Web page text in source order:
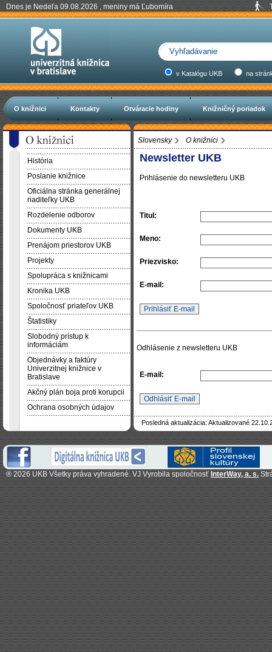
Dnes je Nedeľa 09.08.2026 , meniny má Ľubomíra
v Katalógu UKB na
O knižnici Kontakty Otváracie hodiny Knižničný poriadok
Slovensky O knižnici
Newsletter UKB
Prihlásenie do newsletteru UKB
Titul:
Meno:
Priezvisko:
E-mail:
Odhlásenie z newsletteru UKB
E-mail:
Posledná aktualizácia: Aktualizované
História
Poslanie knižnice
Oficiálna stránka generálnej
riaditeľky UKB
Rozdelenie odborov
Dokumenty UKB
Prenájom priestorov UKB
Projekty
Spolupráca s knižnicami
Kronika UKB
Spoločnosť priateľov UKB
Štatistiky
Slobodný prístup k
informáciám
Objednávky a faktúry
Univerzitnej knižnice v
Bratislave
Akčný plán boja proti korupcii
Ochrana osobných údajov
® 2026 UKB Všetky práva vyhradené. VJ Vyrobila spoločnosť InterWay, a. s.